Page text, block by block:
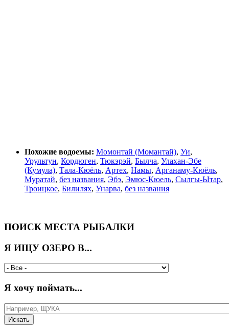
Похожие водоемы: Момонтай (Момантай), Уи,
Урультун, Кордюген, Тюкэрэй, Былча, Улахан-Эбе
(Кумула), Тала-Кюёль, Артех, Намы, Арганаму-Кюёль,
Муратай, без названия, Эбэ, Эмюс-Кюель, Сылгы-Ытар,
Троицкое, Билилях, Унарва, без названия
ПОИСК МЕСТА РЫБАЛКИ
Я ИЩУ ОЗЕРО В...
Я хочу поймать...